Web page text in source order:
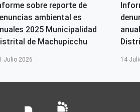
sobre reporte de
ambiental es
2025 Municipalidad
de Machupicchu
Julio 2026 14